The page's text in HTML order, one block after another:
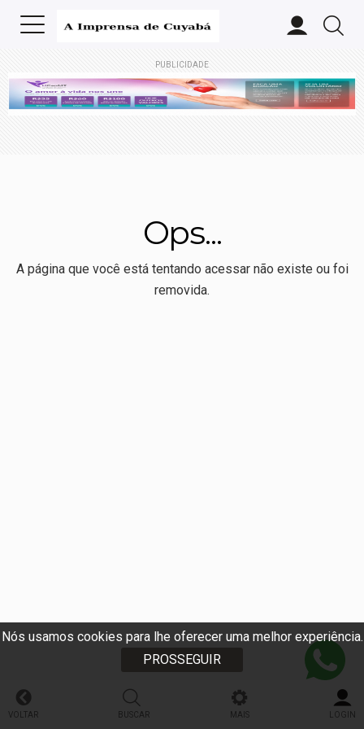
Nós usamos cookies para lhe oferecer uma melhor experiência.
PROSSEGUIR
PUBLICIDADE
Ops...
A página que você está tentando acessar não existe ou foi
removida.
VOLTAR BUSCAR MAIS LOGIN